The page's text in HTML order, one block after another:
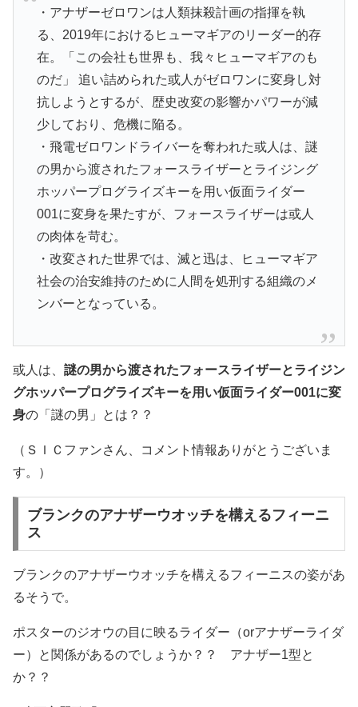
・アナザーゼロワンは人類抹殺計画の指揮を執
る、2019年におけるヒューマギアのリーダー的存
在。「この会社も世界も、我々ヒューマギアのも
のだ」 追い詰められた或人がゼロワンに変身し対
抗しようとするが、歴史改変の影響かパワーが減
少しており、危機に陥る。
・飛電ゼロワンドライバーを奪われた或人は、謎
の男から渡されたフォースライザーとライジング
ホッパープログライズキーを用い仮面ライダー
001に変身を果たすが、フォースライザーは或人
の肉体を苛む。
・改変された世界では、滅と迅は、ヒューマギア
社会の治安維持のために人間を処刑する組織のメ
ンバーとなっている。
或人は、 謎の男から渡されたフォースライザーとライジン
グホッパープログライズキーを用い仮面ライダー001に変
身の「謎の男」とは？？
（ＳＩＣファンさん、コメント情報ありがとうございま
す。）
ブランクのアナザーウオッチを構えるフィーニ
ス
ブランクのアナザーウオッチを構えるフィーニスの姿があ
るそうで。
ポスターのジオウの目に映るライダー（orアナザーライダ
ー）と関係があるのでしょうか？？ アナザー1型と
か？？